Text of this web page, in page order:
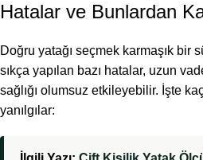
Hatalar ve Bunlardan
Doğru yatağı seçmek karmaşık bir
sıkça yapılan bazı hatalar, uzun
sağlığı olumsuz etkileyebilir. İşte
yanılgılar: